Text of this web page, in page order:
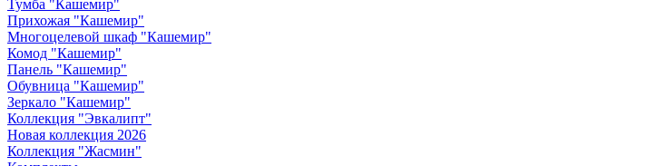
Тумба "Кашемир"
Прихожая "Кашемир"
Многоцелевой шкаф "Кашемир"
Комод "Кашемир"
Панель "Кашемир"
Обувница "Кашемир"
Зеркало "Кашемир"
Коллекция "Эвкалипт"
Новая коллекция 2026
Коллекция "Жасмин"